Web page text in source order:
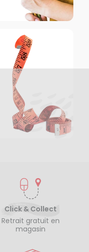
Click & Collect
Retrait gratuit en
magasin